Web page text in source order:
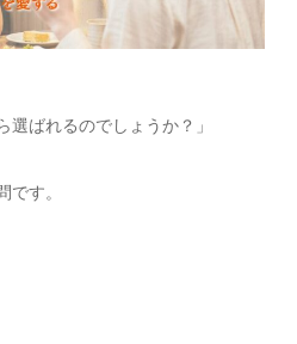
選ばれるのでしょうか？」
です。